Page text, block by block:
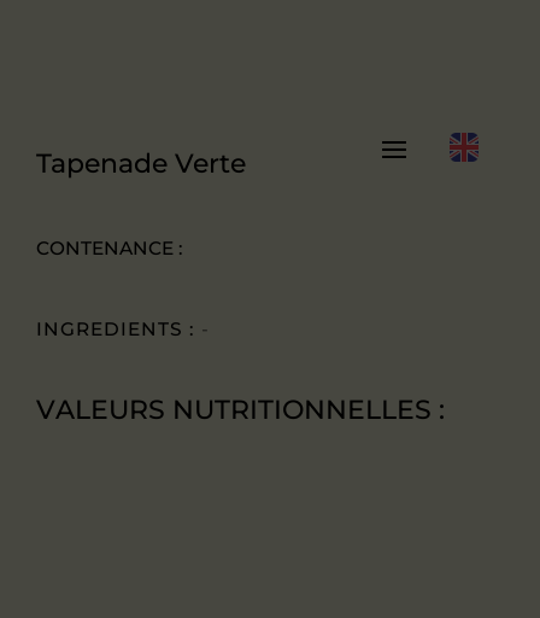
Tapenade Verte
CONTENANCE :
INGREDIENTS : -
VALEURS NUTRITIONNELLES :